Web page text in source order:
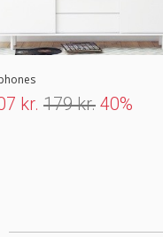
kr. 179 kr. 40%